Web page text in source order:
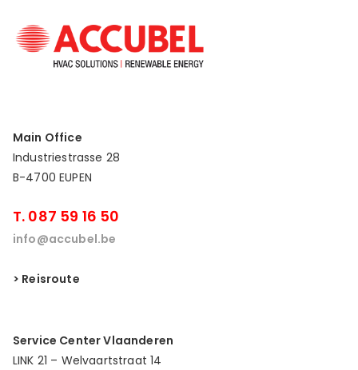
Main Office
Industriestrasse 28
B-4700 EUPEN
T. 087 59 16 50
info@accubel.be
> Reisroute
Service Center Vlaanderen
LINK 21 – Welvaartstraat 14